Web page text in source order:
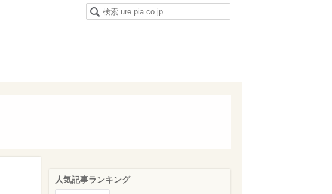
人気記事ランキング